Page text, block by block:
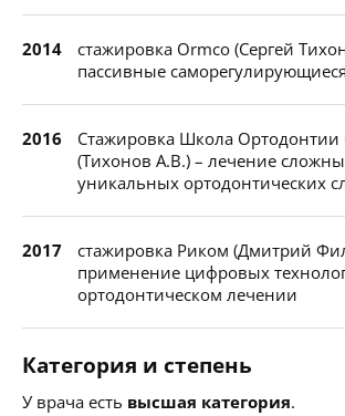
2014
стажировка Ormco (Сергей
пассивные
2016
Стажировка Школа Ортодонтии
(Тихонов А.В.) – лечение
уникальных ортодонтических
2017
стажировка Риком (Дмитрий
применение цифровых
ортодонтическом лечении
Категория и степень
У врача есть высшая категория.